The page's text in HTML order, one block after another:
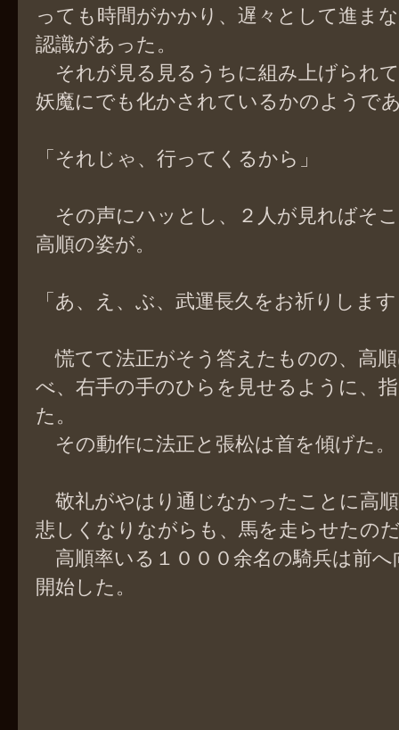
っても時間がかかり、遅々として進ま
認識があった。
それが見る見るうちに組み上げられ
妖魔にでも化かされているかのようで
「それじゃ、行ってくるから」
その声にハッとし、２人が見ればそ
高順の姿が。
「あ、え、ぶ、武運長久をお祈りしま
慌てて法正がそう答えたものの、高
べ、右手の手のひらを見せるように、
た。
その動作に法正と張松は首を傾げた。
敬礼がやはり通じなかったことに高
悲しくなりながらも、馬を走らせたの
高順率いる１０００余名の騎兵は前
開始した。